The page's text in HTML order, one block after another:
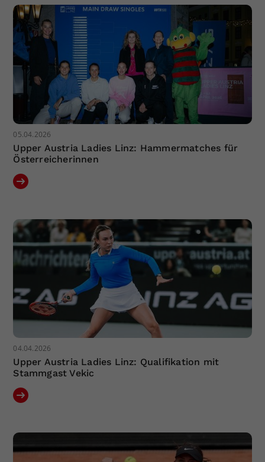
05.04.2026
Upper Austria Ladies Linz: Hammermatches für
Österreicherinnen
04.04.2026
Upper Austria Ladies Linz: Qualifikation mit
Stammgast Vekic